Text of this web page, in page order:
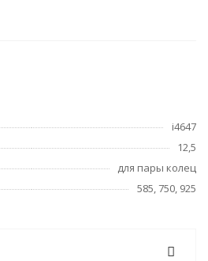
i4647
12,5
для пары колец
585, 750, 925